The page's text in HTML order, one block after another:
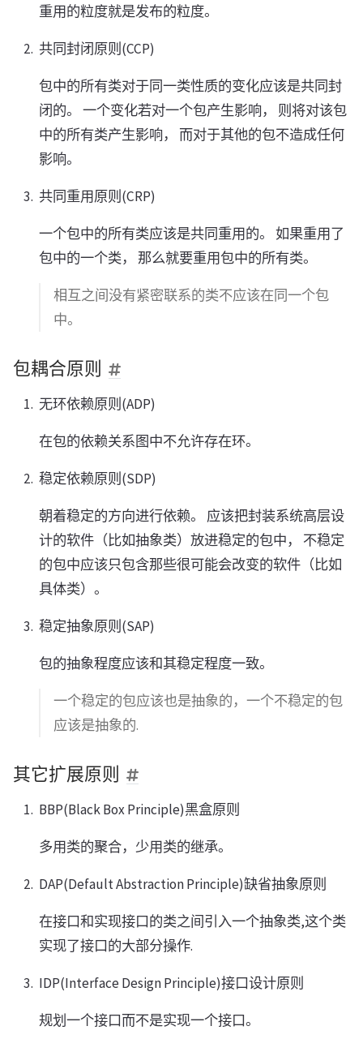
重用的粒度就是发布的粒度。
共同封闭原则(CCP)
包中的所有类对于同一类性质的变化应该是共同封
闭的。 一个变化若对一个包产生影响， 则将对该包
中的所有类产生影响， 而对于其他的包不造成任何
影响。
共同重用原则(CRP)
一个包中的所有类应该是共同重用的。 如果重用了
包中的一个类， 那么就要重用包中的所有类。
相互之间没有紧密联系的类不应该在同一个包
中。
包耦合原则
无环依赖原则(ADP)
在包的依赖关系图中不允许存在环。
稳定依赖原则(SDP)
朝着稳定的方向进行依赖。 应该把封装系统高层设
计的软件（比如抽象类）放进稳定的包中， 不稳定
的包中应该只包含那些很可能会改变的软件（比如
具体类）。
稳定抽象原则(SAP)
包的抽象程度应该和其稳定程度一致。
一个稳定的包应该也是抽象的，一个不稳定的包
应该是抽象的.
其它扩展原则
BBP(Black Box Principle)黑盒原则
多用类的聚合，少用类的继承。
DAP(Default Abstraction Principle)缺省抽象原则
在接口和实现接口的类之间引入一个抽象类,这个类
实现了接口的大部分操作.
IDP(Interface Design Principle)接口设计原则
规划一个接口而不是实现一个接口。